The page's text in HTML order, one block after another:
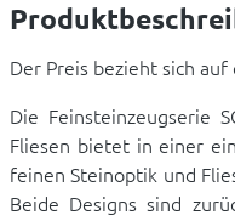
Der Preis bezieht sich auf
Die Feinsteinzeugserie
Fliesen bietet in einer
feinen Steinoptik und
Beide Designs sind